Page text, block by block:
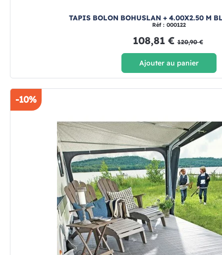
TAPIS BOLON BOHUSLAN + 4.00X2.50 M
Réf : 000122
108,81 € 120,90 €
Ajouter au panier
-10%